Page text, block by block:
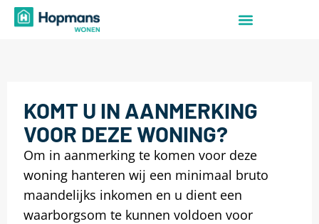
KOMT U IN AANMERKING
VOOR DEZE WONING?
Om in aanmerking te komen voor deze
woning hanteren wij een minimaal bruto
maandelijks inkomen en u dient een
waarborgsom te kunnen voldoen voor